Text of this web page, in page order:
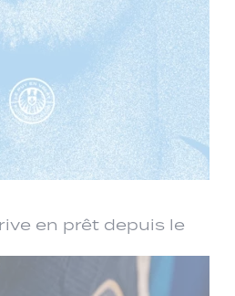
en prêt depuis le